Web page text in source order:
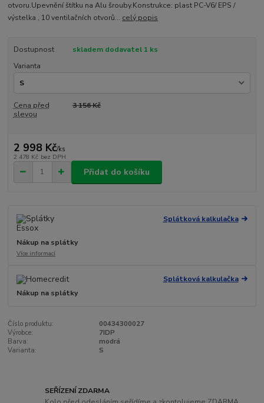
otvoru.Upevnění štítku na Alu šrouby.Konstrukce: plast PC-V6/ EPS /
výstelka , 10 ventilačních otvorů... celý popis
Dostupnost
skladem dodavatel 1 ks
Varianta
Cena před
slevou
3 156 Kč
2 998 Kč/ks
2 478 Kč bez DPH
Přidat do košíku
Splátková kalkulačka
Nákup na splátky
Více informací
Splátková kalkulačka
Nákup na splátky
Číslo produktu:
00434300027
Výrobce:
7IDP
Barva:
modrá
Varianta:
S
SEŘÍZENÍ ZDARMA